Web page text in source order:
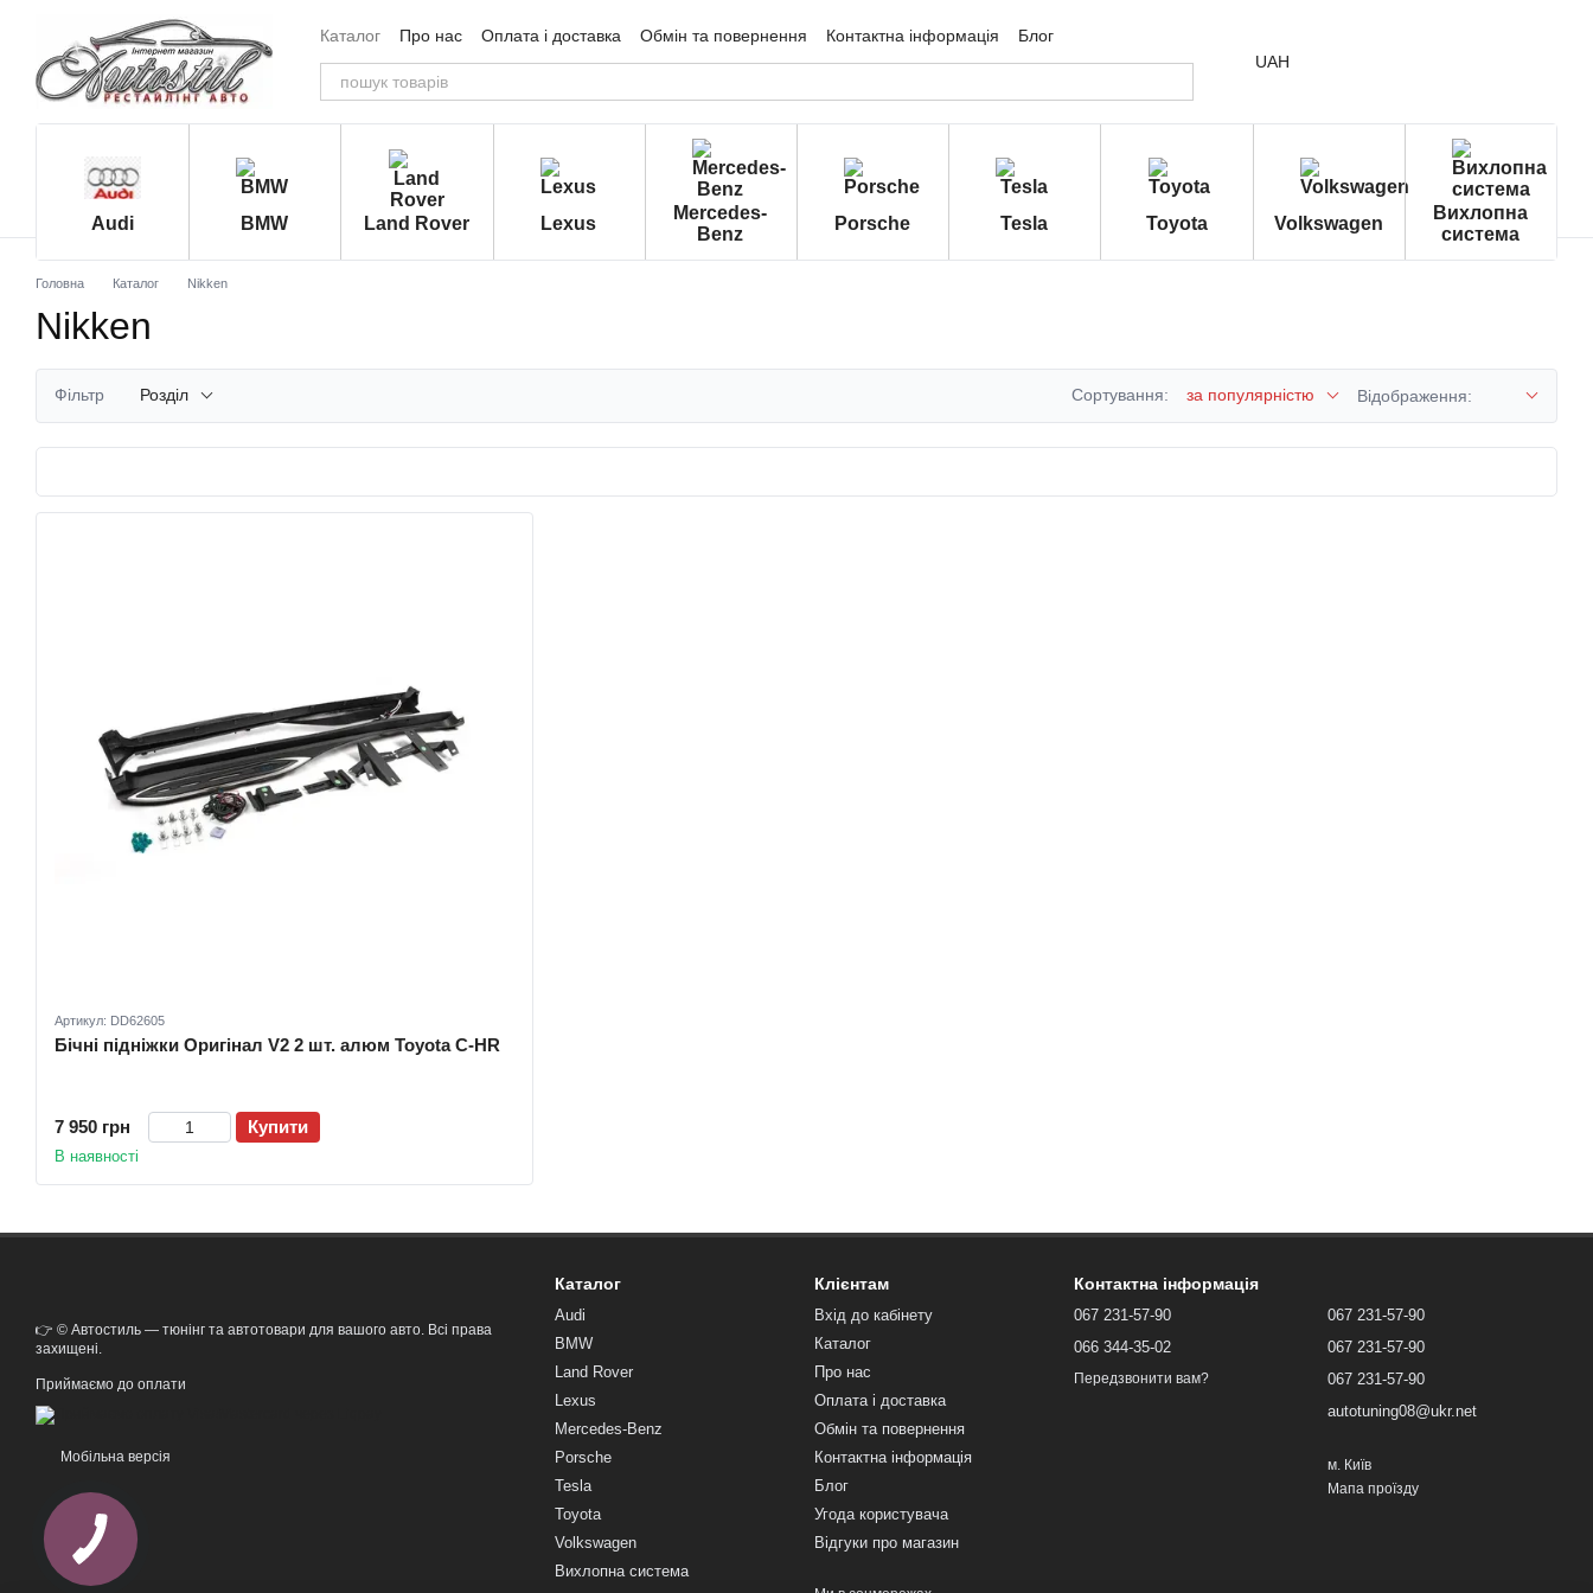
Перейти до основного контенту
Каталог
Про нас Оплата і доставка Обмін та повернення Контактна інформація
Блог
Угода користувача
Відгуки про магазин UAH
Audi BMW Land Rover Lexus
Mercedes-
Benz
Porsche Tesla Toyota Volkswagen
Вихлопна
система
Головна Каталог Nikken
Nikken
Фільтр Розділ Сортування: за популярністю Відображення:
Артикул: DD62605
Бічні підніжки Оригінал V2 2 шт. алюм Toyota C-HR
7 950 грн Купити
В наявності
👉 © Автостиль — тюнінг та автотовари для вашого авто. Всі права
захищені.
Приймаємо до оплати
Мобільна версія
Каталог
Audi
BMW
Land Rover
Lexus
Mercedes-Benz
Porsche
Tesla
Toyota
Volkswagen
Вихлопна система
Клієнтам
Вхід до кабінету
Каталог
Про нас
Оплата і доставка
Обмін та повернення
Контактна інформація
Блог
Угода користувача
Відгуки про магазин
Контактна інформація
067 231-57-90
066 344-35-02
Передзвонити вам?
067 231-57-90
067 231-57-90
067 231-57-90
autotuning08@ukr.net
м. Київ
Мапа проїзду